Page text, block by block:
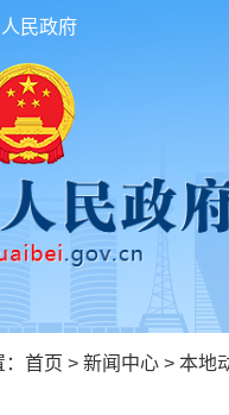
民政府
首页 > 新闻中心 > 本地